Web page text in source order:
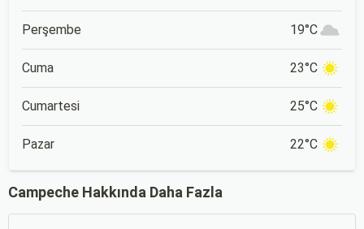
Perşembe 19°C
Cuma 23°C
Cumartesi 25°C
Pazar 22°C
Campeche Hakkında Daha Fazla